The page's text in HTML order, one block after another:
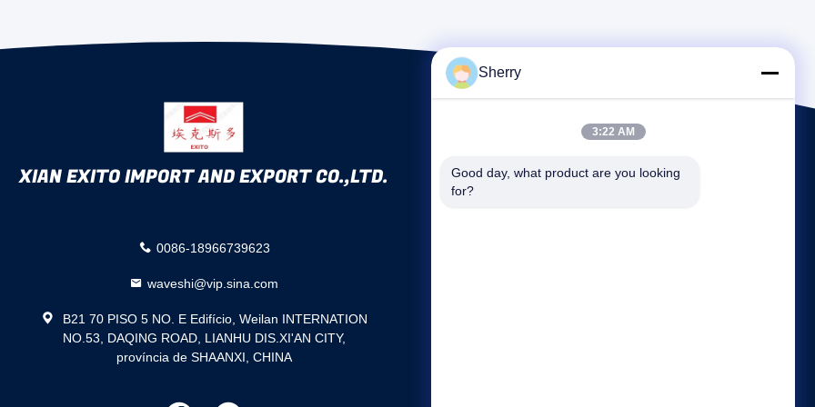
XIAN EXITO IMPORT AND EXPORT CO.,LTD.
0086-18966739623
waveshi@vip.sina.com
B21 70 PISO 5 NO. E Edifício, Weilan INTERNATION
NO.53, DAQING ROAD, LIANHU DIS.XI'AN CITY,
província de SHAANXI, CHINA
Sherry
3:22 AM
Good day, what product are you looking
for?